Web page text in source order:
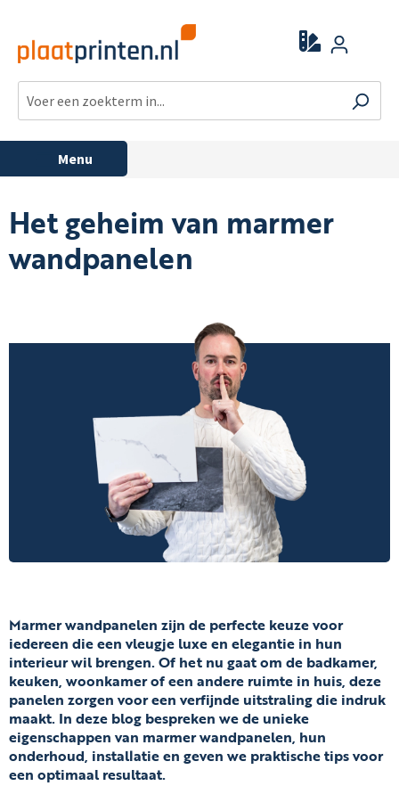
Menu
Het geheim van marmer
wandpanelen
Marmer wandpanelen zijn de perfecte keuze voor
iedereen die een vleugje luxe en elegantie in hun
interieur wil brengen. Of het nu gaat om de badkamer,
keuken, woonkamer of een andere ruimte in huis, deze
panelen zorgen voor een verfijnde uitstraling die indruk
maakt. In deze blog bespreken we de unieke
eigenschappen van marmer wandpanelen, hun
onderhoud, installatie en geven we praktische tips voor
een optimaal resultaat.